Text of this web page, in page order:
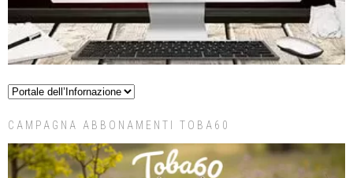
CAMPAGNA ABBONAMENTI TOBA60